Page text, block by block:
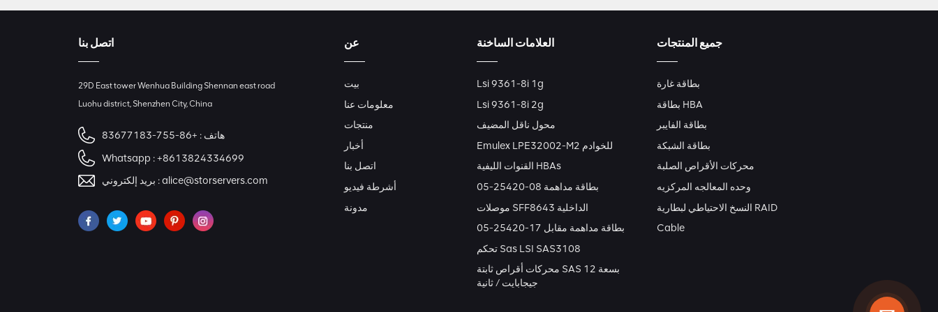
اتصل بنا
29D East tower Wenhua Building Shennan east road
Luohu district, Shenzhen City, China
هاتف : +86-755-83677183
Whatsapp :+8613824334699
بريد إلكتروني :alice@storservers.com
عن
بيت
معلومات عنا
منتجات
أخبار
اتصل بنا
أشرطة فيديو
مدونة
العلامات الساخنة
Lsi 9361-8i 1g
Lsi 9361-8i 2g
محول ناقل المضيف
Emulex LPE32002-M2 للخوادم
القنوات الليفية HBAs
بطاقة مداهمة 08-25420-05
موصلات SFF8643 الداخلية
بطاقة مداهمة مقابل 17-25420-05
تحكم Sas LSI SAS3108
محركات أقراص ثابتة SAS بسعة 12
جيجابايت / ثانية
جميع المنتجات
بطاقة غارة
بطاقة HBA
بطاقة الفايبر
بطاقة الشبكة
محركات الأقراص الصلبة
وحده المعالجه المركزيه
النسخ الاحتياطي لبطارية RAID
Cable